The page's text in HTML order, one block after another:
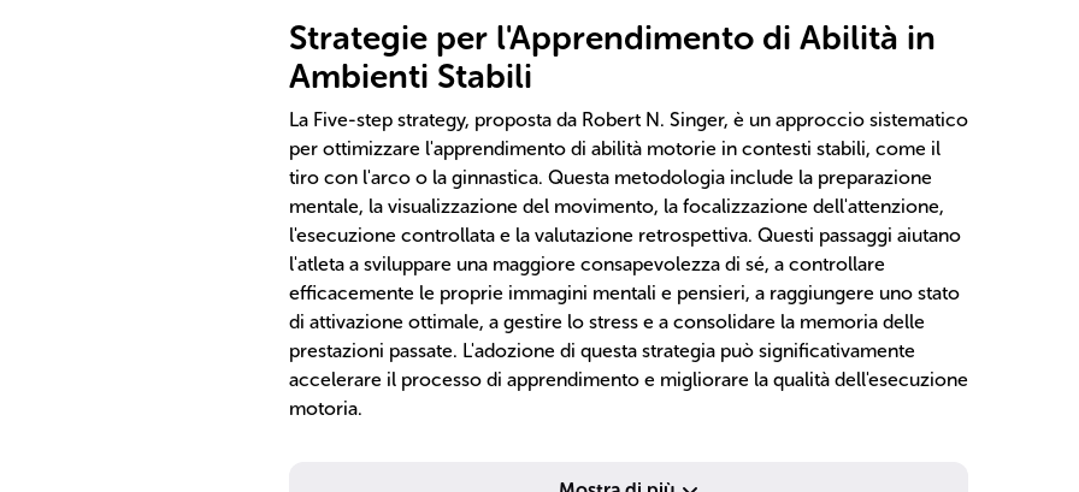
Strategie per l'Apprendimento di Abilità in
Ambienti Stabili
La Five-step strategy, proposta da Robert N. Singer, è un approccio sistematico
per ottimizzare l'apprendimento di abilità motorie in contesti stabili, come il
tiro con l'arco o la ginnastica. Questa metodologia include la preparazione
mentale, la visualizzazione del movimento, la focalizzazione dell'attenzione,
l'esecuzione controllata e la valutazione retrospettiva. Questi passaggi aiutano
l'atleta a sviluppare una maggiore consapevolezza di sé, a controllare
efficacemente le proprie immagini mentali e pensieri, a raggiungere uno stato
di attivazione ottimale, a gestire lo stress e a consolidare la memoria delle
prestazioni passate. L'adozione di questa strategia può significativamente
accelerare il processo di apprendimento e migliorare la qualità dell'esecuzione
motoria.